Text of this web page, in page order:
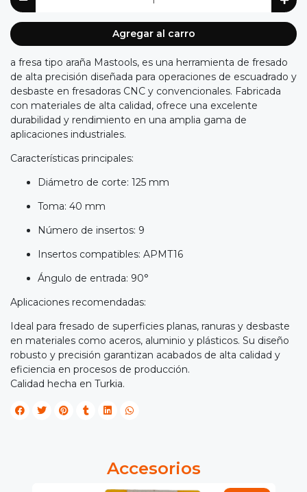
Agregar al carro
a fresa tipo araña Mastools, es una herramienta de fresado
de alta precisión diseñada para operaciones de escuadrado y
desbaste en fresadoras CNC y convencionales. Fabricada
con materiales de alta calidad, ofrece una excelente
durabilidad y rendimiento en una amplia gama de
aplicaciones industriales.
Características principales:
Diámetro de corte: 125 mm
Toma: 40 mm
Número de insertos: 9
Insertos compatibles: APMT16
Ángulo de entrada: 90°
Aplicaciones recomendadas:
Ideal para fresado de superficies planas, ranuras y desbaste
en materiales como aceros, aluminio y plásticos. Su diseño
robusto y precisión garantizan acabados de alta calidad y
eficiencia en procesos de producción.
Calidad hecha en Turkia.
Accesorios